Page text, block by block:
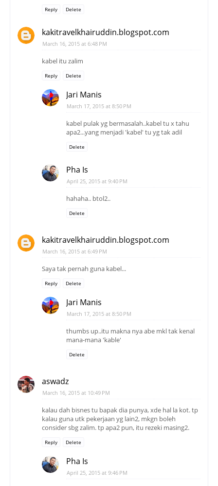
Reply Delete
kakitravelkhairuddin.blogspot.com
March 16, 2015 at 6:48 PM
kabel itu zalim
Reply Delete
Jari Manis
March 17, 2015 at 8:50 PM
kabel pulak yg bermasalah..kabel tu x tahu
apa2...yang menjadi 'kabel' tu yg tak adil
Delete
Pha Is
April 25, 2015 at 9:40 PM
hahaha.. btol2..
Delete
kakitravelkhairuddin.blogspot.com
March 16, 2015 at 6:49 PM
Saya tak pernah guna kabel...
Reply Delete
Jari Manis
March 17, 2015 at 8:50 PM
thumbs up..itu makna nya abe mkl tak kenal
mana-mana 'kable'
Delete
aswadz
March 16, 2015 at 10:49 PM
kalau dah bisnes tu bapak dia punya, xde hal la kot. tp
kalau guna utk pekerjaan yg lain2, mkgn boleh
consider sbg zalim. tp apa2 pun, itu rezeki masing2.
Reply Delete
Pha Is
April 25, 2015 at 9:46 PM